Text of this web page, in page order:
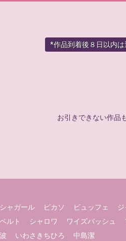
*作品到着後８日以内は
お引きできない作品
シャガール ピカソ ビュッフェ
ルト シャロワ ワイズバッシュ
いわさきちひろ 中島潔